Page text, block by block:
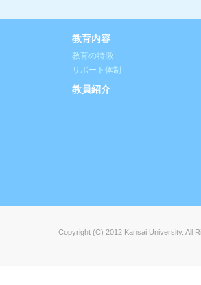
教育内容
教育の特徴
サポート体制
教員紹介
Copyright (C) 2012 Kansai University. All